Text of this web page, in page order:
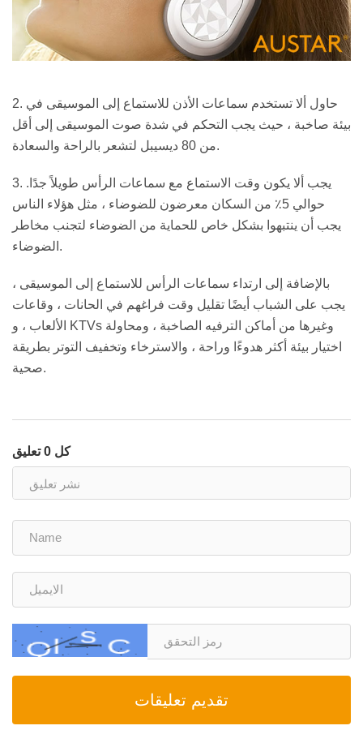
2. حاول ألا تستخدم سماعات الأذن للاستماع إلى الموسيقى في
بيئة صاخبة ، حيث يجب التحكم في شدة صوت الموسيقى إلى أقل
من 80 ديسيبل لتشعر بالراحة والسعادة.
3. يجب ألا يكون وقت الاستماع مع سماعات الرأس طويلاً جدًا.
حوالي 5٪ من السكان معرضون للضوضاء ، مثل هؤلاء الناس
يجب أن ينتبهوا بشكل خاص للحماية من الضوضاء لتجنب مخاطر
الضوضاء.
بالإضافة إلى ارتداء سماعات الرأس للاستماع إلى الموسيقى ،
يجب على الشباب أيضًا تقليل وقت فراغهم في الحانات ، وقاعات
الألعاب ، و KTVs وغيرها من أماكن الترفيه الصاخبة ، ومحاولة
اختيار بيئة أكثر هدوءًا وراحة ، والاسترخاء وتخفيف التوتر بطريقة
صحية.
كل 0 تعليق
تقديم تعليقات